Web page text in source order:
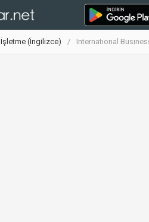
İşletme (İngilizce) Internatıonal